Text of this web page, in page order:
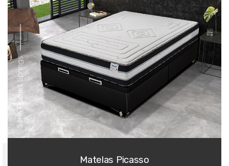
Série Pocket Springs
Matelas Picasso